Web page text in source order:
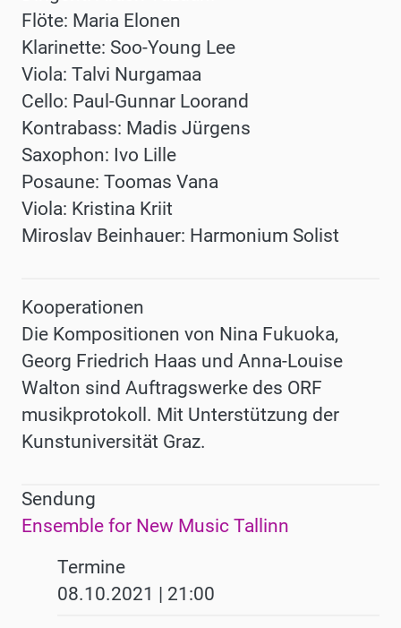
Flöte: Maria Elonen
Klarinette: Soo-Young Lee
Viola: Talvi Nurgamaa
Cello: Paul-Gunnar Loorand
Kontrabass: Madis Jürgens
Saxophon: Ivo Lille
Posaune: Toomas Vana
Viola: Kristina Kriit
Miroslav Beinhauer: Harmonium Solist
Kooperationen
Die Kompositionen von Nina Fukuoka,
Georg Friedrich Haas und Anna-Louise
Walton sind Auftragswerke des ORF
musikprotokoll. Mit Unterstützung der
Kunstuniversität Graz.
Sendung
Ensemble for New Music Tallinn
Termine
08.10.2021 | 21:00